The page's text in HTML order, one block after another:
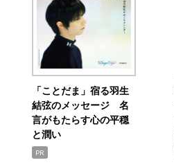
「ことだま」宿る羽生
結弦のメッセージ 名
言がもたらす心の平穏
と潤い
PR